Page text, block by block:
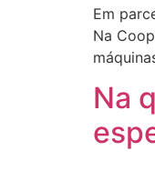
Em
Na
Na